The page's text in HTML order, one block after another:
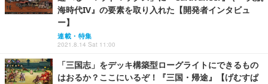
海時代IV』の要素を取り入れた【開発者インタビュ
ー】
連載・特集
2021.8.14 Sat 11:00
「三国志」をデッキ構築型ローグライトにできるもの
はおるか？ここにいるぞ！『三国・帰途』【げむすぱ